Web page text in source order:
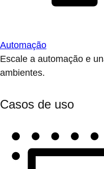
Automação
Escale a automação e
ambientes.
Casos de uso